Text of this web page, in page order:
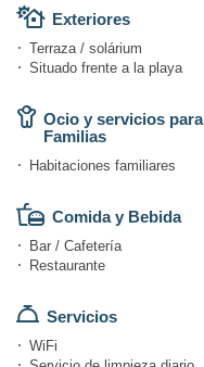
Exteriores
Terraza / solárium
Situado frente a la playa
Ocio y servicios para
Familias
Habitaciones familiares
Comida y Bebida
Bar / Cafetería
Restaurante
Servicios
WiFi